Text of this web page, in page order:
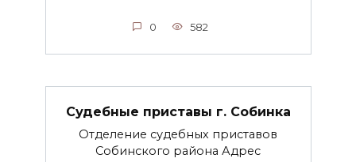
0 582
Судебные приставы г. Собинка
Отделение судебных приставов
Собинского района Адрес